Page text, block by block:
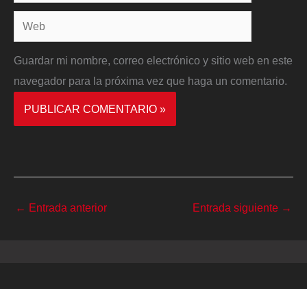
Web
Guardar mi nombre, correo electrónico y sitio web en este
navegador para la próxima vez que haga un comentario.
← Entrada anterior Entrada siguiente →